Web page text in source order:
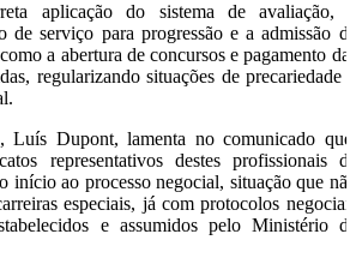
aplicação do sistema de avaliação, a
de serviço para progressão e a admissão de
a abertura de concursos e pagamento das
regularizando situações de precariedade e
Luís Dupont, lamenta no comunicado que,
representativos destes profissionais de
início ao processo negocial, situação que não
especiais, já com protocolos negociais
e assumidos pelo Ministério da